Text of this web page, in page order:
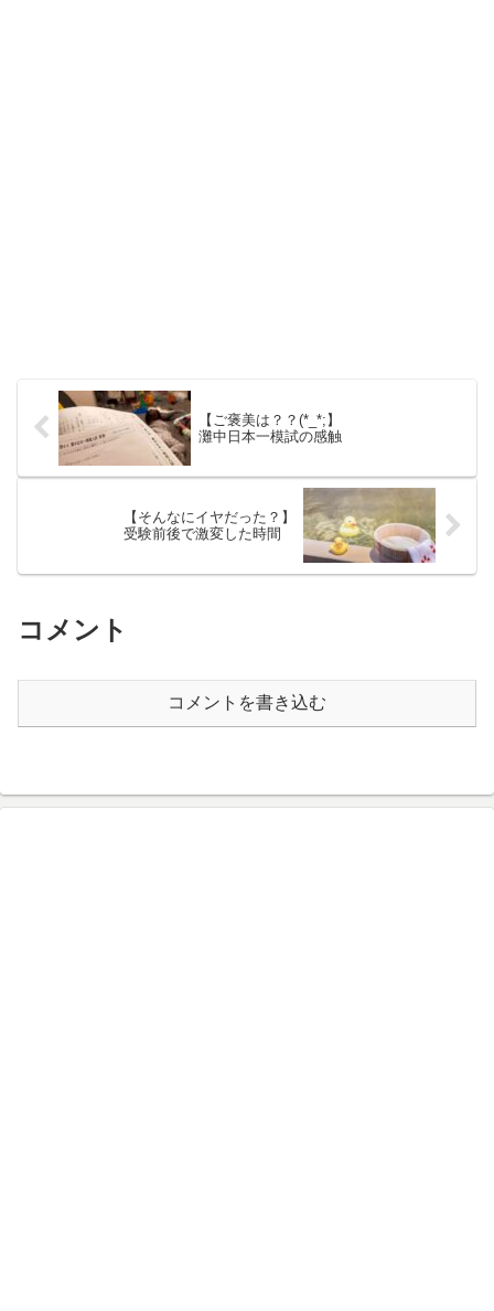
【ご褒美は？？(*_*;】
灘中日本一模試の感触
【そんなにイヤだった？】
受験前後で激変した時間
コメント
コメントを書き込む